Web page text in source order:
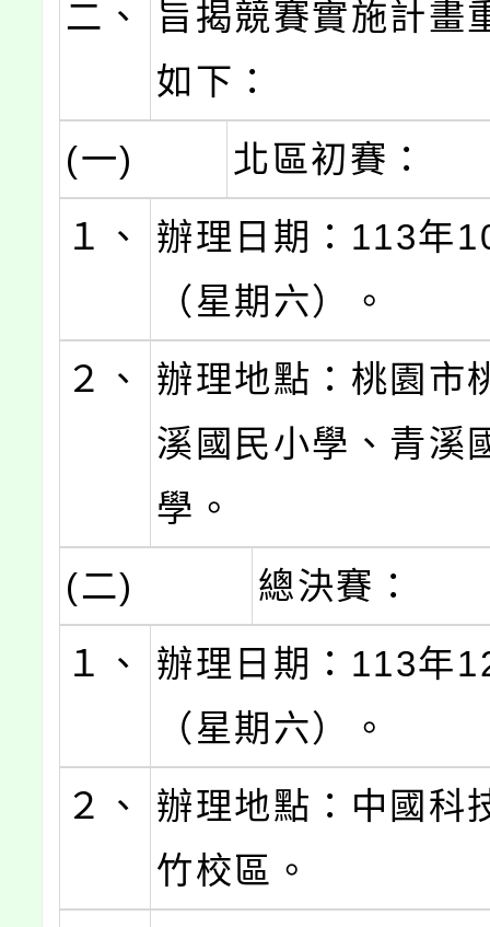
二、
旨揭競賽實施計畫
如下：
(一)
北區初賽：
１、
辦理日期：113年
（星期六）。
２、
辦理地點：桃園市
溪國民小學、青溪
學。
(二)
總決賽：
１、
辦理日期：113年
（星期六）。
２、
辦理地點：中國科
竹校區。